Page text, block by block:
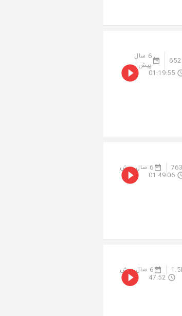
652
6 سال
پیش
01:19:55
763 6 سال پیش
01:49:06
6 سال پیش
47:52